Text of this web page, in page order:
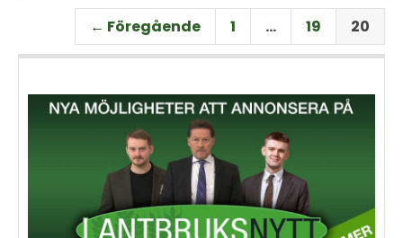
premiär för vårt
måndagsprogram med en
längre intervju med Erik
Stjerndahl vd för HIR Skåne,
fältdagar.
← Föregående 1 … 19 20